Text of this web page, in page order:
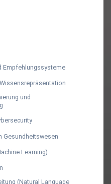
Empfehlungssysteme
und
Gesundheitswesen
Learning)
(Natural Language